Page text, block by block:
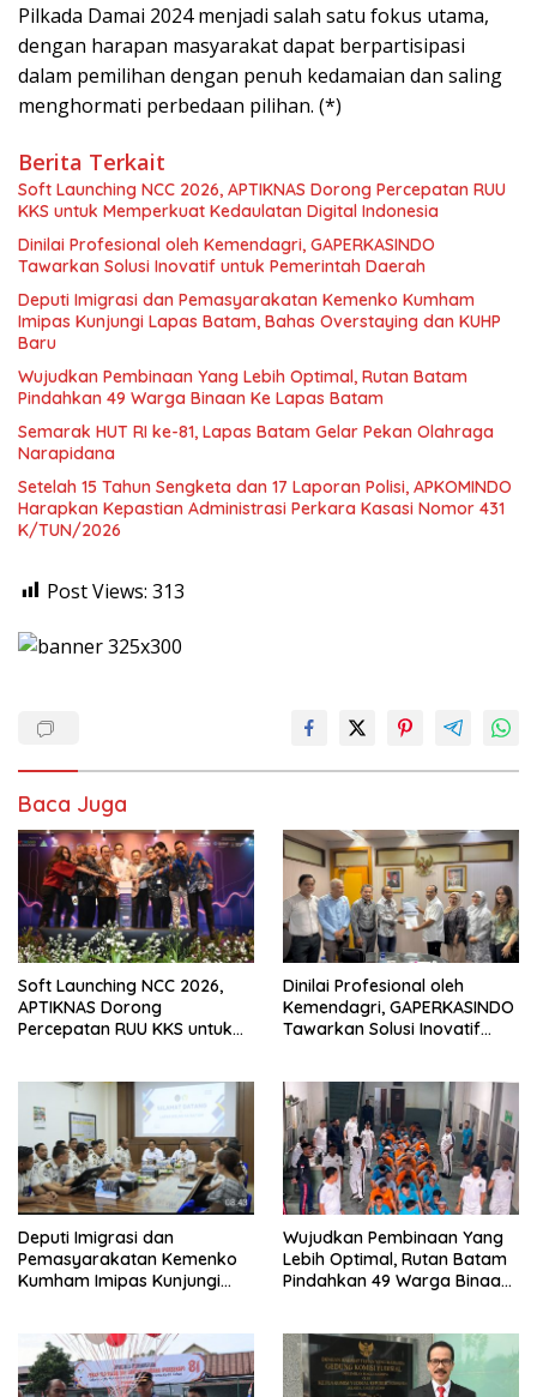
Pilkada Damai 2024 menjadi salah satu fokus utama,
dengan harapan masyarakat dapat berpartisipasi
dalam pemilihan dengan penuh kedamaian dan saling
menghormati perbedaan pilihan. (*)
Berita Terkait
Soft Launching NCC 2026, APTIKNAS Dorong Percepatan RUU
KKS untuk Memperkuat Kedaulatan Digital Indonesia
Dinilai Profesional oleh Kemendagri, GAPERKASINDO
Tawarkan Solusi Inovatif untuk Pemerintah Daerah
Deputi Imigrasi dan Pemasyarakatan Kemenko Kumham
Imipas Kunjungi Lapas Batam, Bahas Overstaying dan KUHP
Baru
Wujudkan Pembinaan Yang Lebih Optimal, Rutan Batam
Pindahkan 49 Warga Binaan Ke Lapas Batam
Semarak HUT RI ke-81, Lapas Batam Gelar Pekan Olahraga
Narapidana
Setelah 15 Tahun Sengketa dan 17 Laporan Polisi, APKOMINDO
Harapkan Kepastian Administrasi Perkara Kasasi Nomor 431
K/TUN/2026
Post Views: 313
Baca Juga
Soft Launching NCC 2026,
APTIKNAS Dorong
Percepatan RUU KKS untuk
Dinilai Profesional oleh
Kemendagri, GAPERKASINDO
Tawarkan Solusi Inovatif
Deputi Imigrasi dan
Pemasyarakatan Kemenko
Kumham Imipas Kunjungi
Wujudkan Pembinaan Yang
Lebih Optimal, Rutan Batam
Pindahkan 49 Warga Binaan